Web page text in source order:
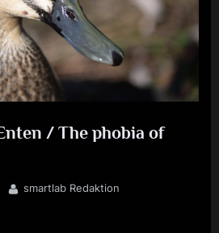
/ The phobia of
By
smartlab Redaktion